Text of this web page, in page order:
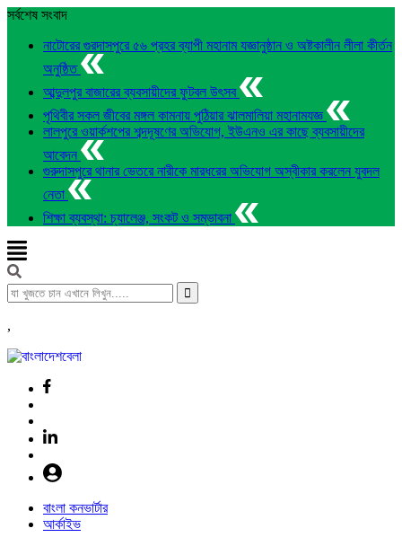
সর্বশেষ সংবাদ
নাটোরের গুরদাসপুরে ৫৬ প্রহর ব্যাপী মহানাম যজ্ঞানুষ্ঠান ও অষ্টকালীন লীলা কীর্তন
অনুষ্ঠিত
আব্দুলপুর বাজারের ব্যবসায়ীদের ফুটবল উৎসব
পৃথিবীর সকল জীবের মঙ্গল কামনায় পুঠিয়ার ঝালমালিয়া মহানামযজ্ঞ
লালপুরে ওয়ার্কশপের শব্দদূষণের অভিযোগ, ইউএনও এর কাছে ব্যবসায়ীদের
আবেদন
গুরুদাসপুরে থানার ভেতরে নারীকে মারধরের অভিযোগ অস্বীকার করলেন যুবদল
নেতা
শিক্ষা ব্যবস্থা: চ্যালেঞ্জ, সংকট ও সম্ভাবনা
,
বাংলা কনভার্টার
আর্কাইভ